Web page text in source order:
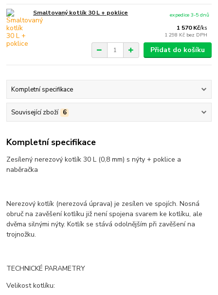
Smaltovaný kotlík 30 L + poklice
1 570 Kč/ks
1 298 Kč bez DPH
expedice 3-5 dnů
Přidat do košíku
Kompletní specifikace
Související zboží 6
Kompletní specifikace
Zesílený nerezový kotlík 30 L (0,8 mm) s nýty + poklice a
naběračka
Nerezový kotlík (nerezová úprava) je zesílen ve spojích. Nosná
obruč na zavěšení kotlíku již není spojena svarem ke kotlíku, ale
dvěma silnými nýty. Kotlík se stává odolnějším při zavěšení na
trojnožku.
TECHNICKÉ PARAMETRY
Velikost kotlíku: